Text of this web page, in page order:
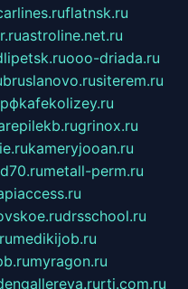
flatnsk.ru
astroline.net.ru
ooo-driada.ru
bruslanovo.rusiterem.ru
kafekolizey.ru
grinox.ru
kameryjooan.ru
metall-perm.ru
drsschool.ru
medikijob.ru
myragon.ru
rti.com.ru